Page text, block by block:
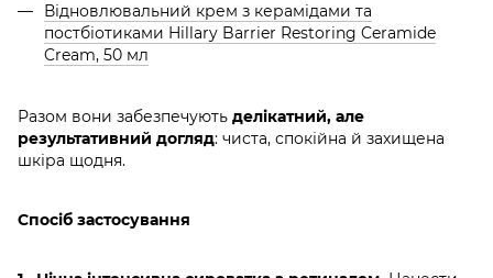
Відновлювальний крем з керамідами та
постбіотиками Hillary Barrier Restoring Ceramide
Cream, 50 мл
Разом вони забезпечують делікатний, але
результативний догляд: чиста, спокійна й захищена
шкіра щодня.
Спосіб застосування